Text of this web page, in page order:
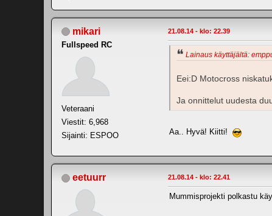
mikari
Fullspeed RC
Veteraani
Viestit: 6,968
Sijainti: ESPOO
21.08.14 - klo: 22.39
Lainaus käyttäjältä:
Eei:D Motocross
Ja onnittelut uudesta
Aa.. Hyvä! Kiitti!
eetuurr 21.08.14 - klo: 22.41
Mummisprojekti polkastu